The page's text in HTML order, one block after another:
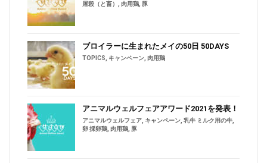
屠殺（と畜） , 肉用鶏, 豚
ブロイラーに生まれたメイの50日 50DAYS
TOPICS, キャンペーン, 肉用鶏
アニマルウェルフェアアワード2021を発表！
アニマルウェルフェア, キャンペーン, 乳牛 ミルク用の牛,
卵 採卵鶏, 肉用鶏, 豚